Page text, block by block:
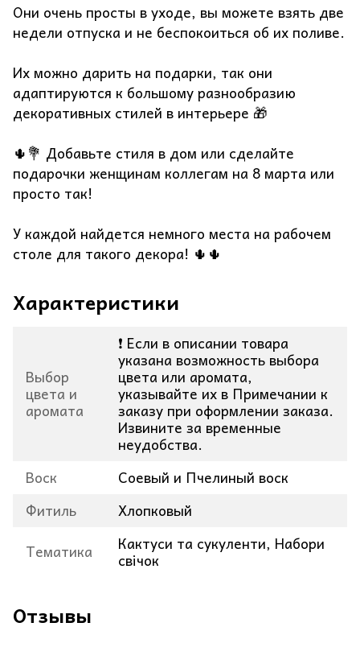
Они очень просты в уходе, вы можете взять две
недели отпуска и не беспокоиться об их поливе.
Их можно дарить на подарки, так они
адаптируются к большому разнообразию
декоративных стилей в интерьере 🎁
🌵💐 Добавьте стиля в дом или сделайте
подарочки женщинам коллегам на 8 марта или
просто так!
У каждой найдется немного места на рабочем
столе для такого декора! 🌵🌵
Характеристики
Выбор
цвета и
аромата
❗ Если в описании товара
указана возможность выбора
цвета или аромата,
указывайте их в Примечании к
заказу при оформлении заказа.
Извините за временные
неудобства.
Воск
Соевый и Пчелиный воск
Фитиль
Хлопковый
Тематика
Кактуси та сукуленти, Набори
свічок
Отзывы